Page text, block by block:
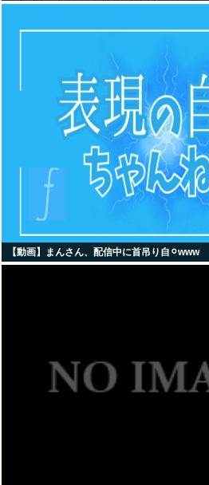
【動画】まんさん、配信中に首吊り自⚪︎www